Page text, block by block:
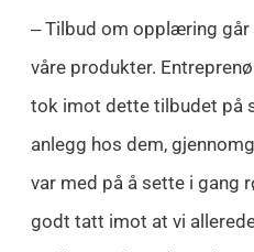
‒ Tilbud om opplæring
våre produkter.
tok imot dette tilbudet på
anlegg hos dem,
var med på å sette i gang
godt tatt imot at vi